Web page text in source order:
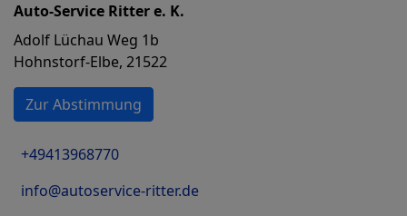
Auto-Service Ritter e. K.
Adolf Lüchau Weg 1b
Hohnstorf-Elbe, 21522
Zur Abstimmung
+49413968770
info@autoservice-ritter.de